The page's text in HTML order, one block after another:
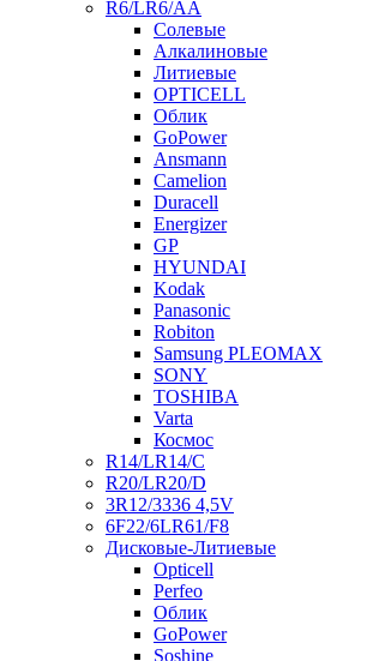
R6/LR6/AA
Солевые
Алкалиновые
Литиевые
OPTICELL
Облик
GoPower
Ansmann
Camelion
Duracell
Energizer
GP
HYUNDAI
Kodak
Panasonic
Robiton
Samsung PLEOMAX
SONY
TOSHIBA
Varta
Космос
R14/LR14/C
R20/LR20/D
3R12/3336 4,5V
6F22/6LR61/F8
Дисковые-Литиевые
Opticell
Perfeo
Облик
GoPower
Soshine